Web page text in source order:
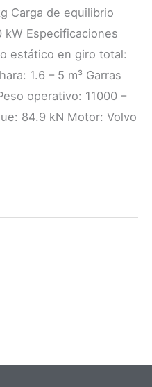
Carga de equilibrio
Especificaciones
estático en giro total:
1.6 – 5 m³ Garras
operativo: 11000 –
84.9 kN Motor: Volvo